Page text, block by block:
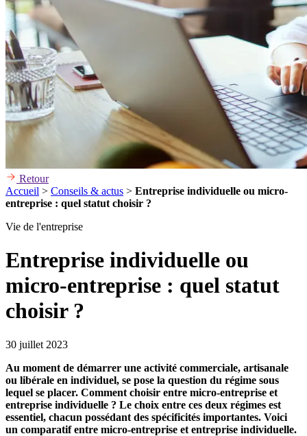
Retour
Accueil > Conseils & actus > Entreprise individuelle ou micro-
entreprise : quel statut choisir ?
Vie de l'entreprise
Entreprise individuelle ou
micro-entreprise : quel statut
choisir ?
30 juillet 2023
Au moment de démarrer une activité commerciale, artisanale
ou libérale en individuel, se pose la question du régime sous
lequel se placer. Comment choisir entre micro-entreprise et
entreprise individuelle ? Le choix entre ces deux régimes est
essentiel, chacun possédant des spécificités importantes. Voici
un comparatif entre micro-entreprise et entreprise individuelle.